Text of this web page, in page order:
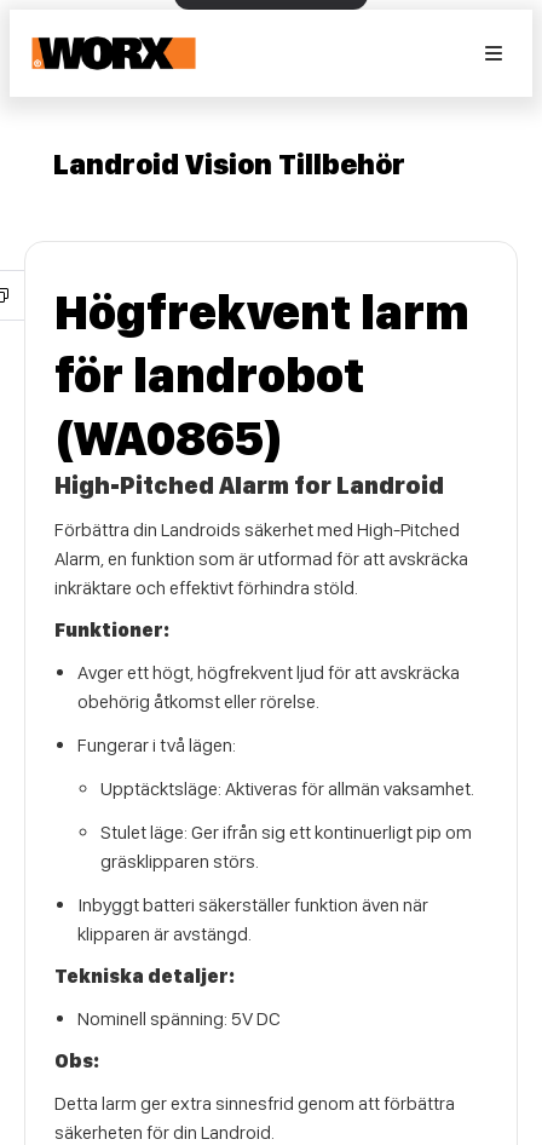
Landroid Vision Tillbehör
Högfrekvent larm
för landrobot
(WA0865)
High-Pitched Alarm for Landroid
Förbättra din Landroids säkerhet med High-Pitched
Alarm, en funktion som är utformad för att avskräcka
inkräktare och effektivt förhindra stöld.
Funktioner:
Avger ett högt, högfrekvent ljud för att avskräcka
obehörig åtkomst eller rörelse.
Fungerar i två lägen:
Upptäcktsläge: Aktiveras för allmän vaksamhet.
Stulet läge: Ger ifrån sig ett kontinuerligt pip om
gräsklipparen störs.
Inbyggt batteri säkerställer funktion även när
klipparen är avstängd.
Tekniska detaljer:
Nominell spänning: 5V DC
Obs:
Detta larm ger extra sinnesfrid genom att förbättra
säkerheten för din Landroid.